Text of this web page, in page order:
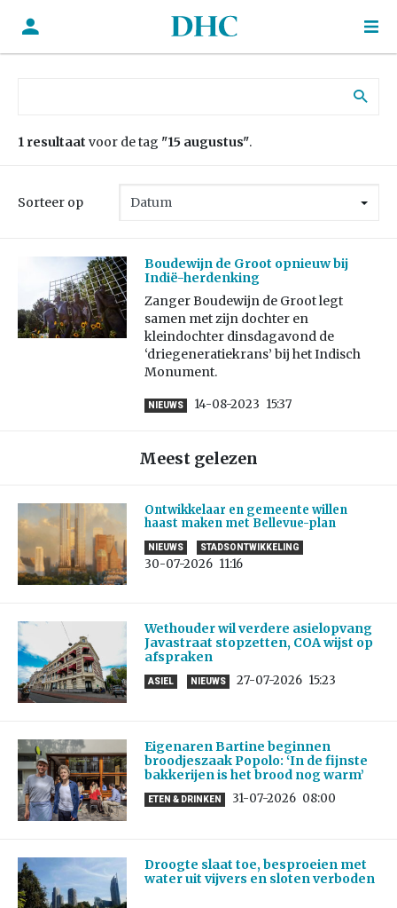
1 resultaat voor de tag "15 augustus".
Sorteer op
Boudewijn de Groot opnieuw bij
Indië-herdenking
Zanger Boudewijn de Groot legt
samen met zijn dochter en
kleindochter dinsdagavond de
‘driegeneratiekrans’ bij het Indisch
Monument.
NIEUWS 14-08-2023 15:37
Meest gelezen
Ontwikkelaar en gemeente willen
haast maken met Bellevue-plan
NIEUWS STADSONTWIKKELING
30-07-2026 11:16
Wethouder wil verdere asielopvang
Javastraat stopzetten, COA wijst op
afspraken
ASIEL NIEUWS 27-07-2026 15:23
Eigenaren Bartine beginnen
broodjeszaak Popolo: ‘In de fijnste
bakkerijen is het brood nog warm’
ETEN & DRINKEN 31-07-2026 08:00
Droogte slaat toe, besproeien met
water uit vijvers en sloten verboden